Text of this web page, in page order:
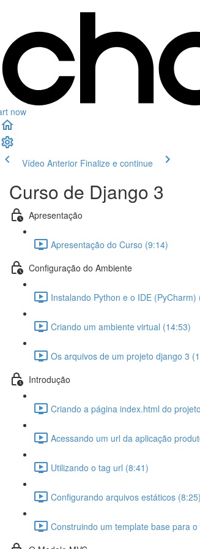
now
Vídeo Anterior Finalize e continue
Curso de Django 3
Apresentação
Apresentação do Curso (9:14)
Configuração do Ambiente
Instalando Python e o IDE (PyCharm)
Criando um ambiente virtual (14:53)
Os arquivos de um projeto django 3
Introdução
Criando a página index.html do
Acessando um url da aplicação
Utilizando o tag url (8:41)
Configurando arquivos estáticos (8:25)
Construindo um template base para